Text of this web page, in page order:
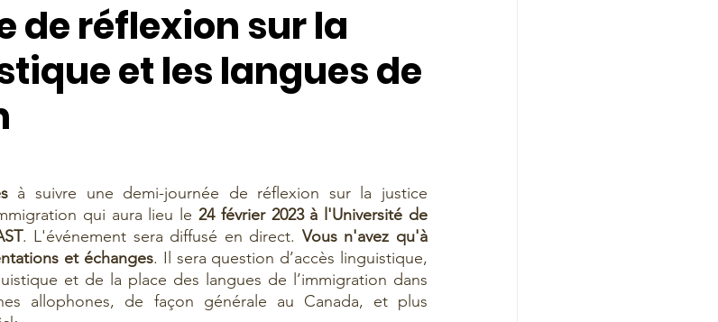
de réflexion sur la
et les langues de
à suivre une demi-journée de réflexion sur la justice
qui aura lieu le 24 février 2023 à l'Université de
. L'événement sera diffusé en direct. Vous n'avez qu'à
et échanges. Il sera question d’accès linguistique,
et de la place des langues de l’immigration dans
allophones, de façon générale au Canada, et plus